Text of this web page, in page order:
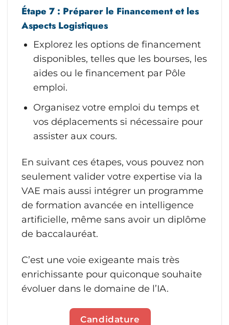
Étape 7 : Préparer le Financement et les
Aspects Logistiques
Explorez les options de financement
disponibles, telles que les bourses, les
aides ou le financement par Pôle
emploi.
Organisez votre emploi du temps et
vos déplacements si nécessaire pour
assister aux cours.
En suivant ces étapes, vous pouvez non
seulement valider votre expertise via la
VAE mais aussi intégrer un programme
de formation avancée en intelligence
artificielle, même sans avoir un diplôme
de baccalauréat.
C’est une voie exigeante mais très
enrichissante pour quiconque souhaite
évoluer dans le domaine de l’IA.
Candidature